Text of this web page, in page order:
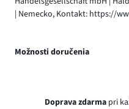
| Nemecko, Kontakt: https://
Možnosti doručenia
Doprava zdarma pri